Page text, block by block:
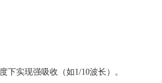
下实现强吸收（如1/10波长）。